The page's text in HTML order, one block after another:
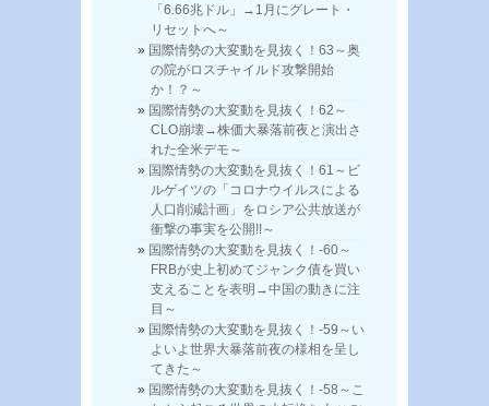
「6.66兆ドル」→1月にグレート・
リセットへ～
国際情勢の大変動を見抜く！63～奥
の院がロスチャイルド攻撃開始
か！？～
国際情勢の大変動を見抜く！62～
CLO崩壊→株価大暴落前夜と演出さ
れた全米デモ～
国際情勢の大変動を見抜く！61～ビ
ルゲイツの「コロナウイルスによる
人口削減計画」をロシア公共放送が
衝撃の事実を公開!!～
国際情勢の大変動を見抜く！-60～
FRBが史上初めてジャンク債を買い
支えることを表明→中国の動きに注
目～
国際情勢の大変動を見抜く！-59～い
よいよ世界大暴落前夜の様相を呈し
てきた～
国際情勢の大変動を見抜く！-58～こ